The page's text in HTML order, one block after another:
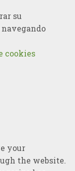
su
cookies
your
the website.